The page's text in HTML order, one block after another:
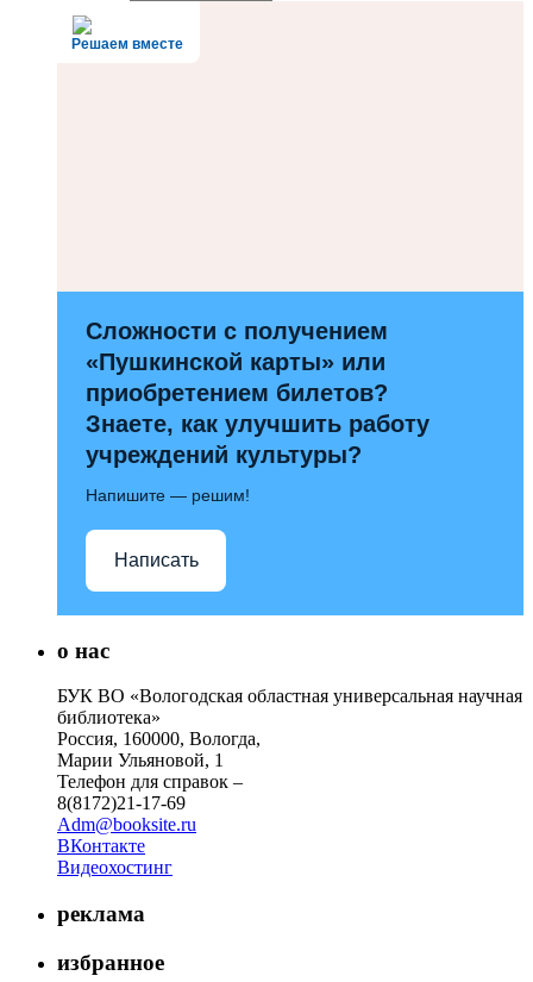
Решаем вместе
Сложности с получением
«Пушкинской карты» или
приобретением билетов?
Знаете, как улучшить работу
учреждений культуры?
Напишите — решим!
Написать
о нас
БУК ВО «Вологодская областная универсальная научная
библиотека»
Россия, 160000, Вологда,
Марии Ульяновой, 1
Телефон для справок –
8(8172)21-17-69
Adm@booksite.ru
ВКонтакте
Видеохостинг
реклама
избранное